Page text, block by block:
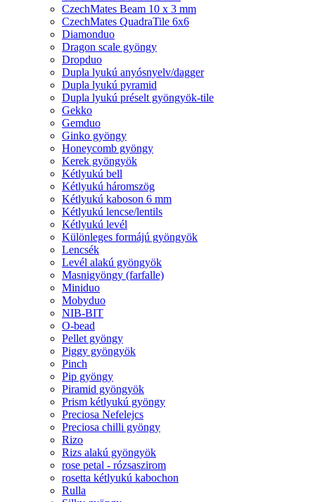
CzechMates Beam 10 x 3 mm
CzechMates QuadraTile 6x6
Diamonduo
Dragon scale gyöngy
Dropduo
Dupla lyukú anyósnyelv/dagger
Dupla lyukú pyramid
Dupla lyukú préselt gyöngyök-tile
Gekko
Gemduo
Ginko gyöngy
Honeycomb gyöngy
Kerek gyöngyök
Kétlyukú bell
Kétlyukú háromszög
Kétlyukú kaboson 6 mm
Kétlyukú lencse/lentils
Kétlyukú levél
Különleges formájú gyöngyök
Lencsék
Levél alakú gyöngyök
Masnigyöngy (farfalle)
Miniduo
Mobyduo
NIB-BIT
O-bead
Pellet gyöngy
Piggy gyöngyök
Pinch
Pip gyöngy
Piramid gyöngyök
Prism kétlyukú gyöngy
Preciosa Nefelejcs
Preciosa chilli gyöngy
Rizo
Rizs alakú gyöngyök
rose petal - rózsaszirom
rosetta kétlyukú kabochon
Rulla